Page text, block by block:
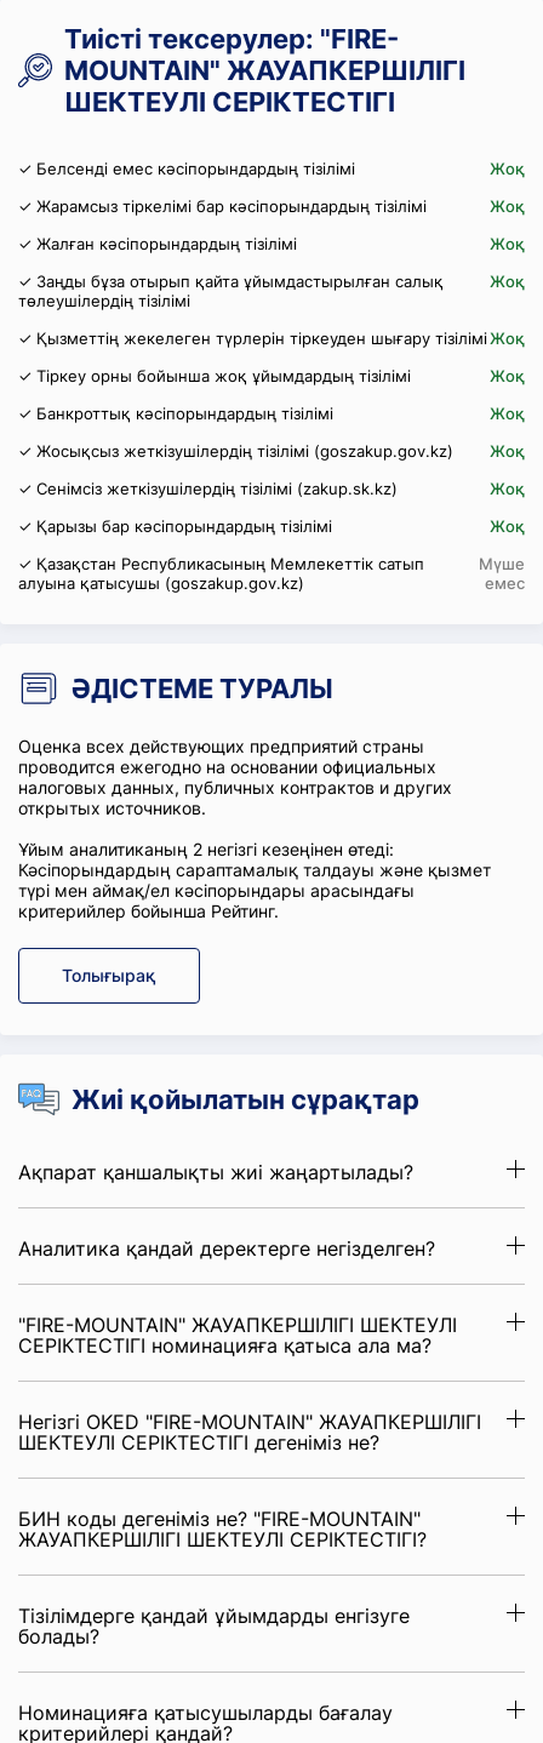
Тиісті тексерулер: "FIRE-
MOUNTAIN" ЖАУАПКЕРШІЛІГІ
ШЕКТЕУЛІ СЕРІКТЕСТІГІ
✓ Белсенді емес кәсіпорындардың тізілімі
Жоқ
✓ Жарамсыз тіркелімі бар кәсіпорындардың тізілімі
Жоқ
✓ Жалған кәсіпорындардың тізілімі
Жоқ
✓ Заңды бұза отырып қайта ұйымдастырылған салық
төлеушілердің тізілімі
Жоқ
✓ Қызметтің жекелеген түрлерін тіркеуден шығару тізіліміЖоқ
✓ Тіркеу орны бойынша жоқ ұйымдардың тізілімі
Жоқ
✓ Банкроттық кәсіпорындардың тізілімі
Жоқ
✓ Жосықсыз жеткізушілердің тізілімі (goszakup.gov.kz)
Жоқ
✓ Сенімсіз жеткізушілердің тізілімі (zakup.sk.kz)
Жоқ
✓ Қарызы бар кәсіпорындардың тізілімі
Жоқ
✓ Қазақстан Республикасының Мемлекеттік сатып
алуына қатысушы (goszakup.gov.kz)
Мүше
емес
ӘДІСТЕМЕ ТУРАЛЫ
Оценка всех действующих предприятий страны
проводится ежегодно на основании официальных
налоговых данных, публичных контрактов и других
открытых источников.
Ұйым аналитиканың 2 негізгі кезеңінен өтеді:
Кәсіпорындардың сараптамалық талдауы және қызмет
түрі мен аймақ/ел кәсіпорындары арасындағы
критерийлер бойынша Рейтинг.
Толығырақ
Жиі қойылатын сұрақтар
Ақпарат қаншалықты жиі жаңартылады?
Аналитика қандай деректерге негізделген?
"FIRE-MOUNTAIN" ЖАУАПКЕРШІЛІГІ ШЕКТЕУЛІ
СЕРІКТЕСТІГІ номинацияға қатыса ала ма?
Негізгі OKED "FIRE-MOUNTAIN" ЖАУАПКЕРШІЛІГІ
ШЕКТЕУЛІ СЕРІКТЕСТІГІ дегеніміз не?
БИН коды дегеніміз не? "FIRE-MOUNTAIN"
ЖАУАПКЕРШІЛІГІ ШЕКТЕУЛІ СЕРІКТЕСТІГІ?
Тізілімдерге қандай ұйымдарды енгізуге
болады?
Номинацияға қатысушыларды бағалау
критерийлері қандай?